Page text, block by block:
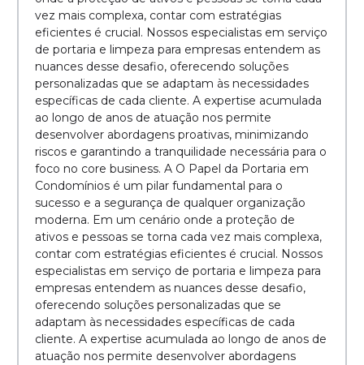
vez mais complexa, contar com estratégias
eficientes é crucial. Nossos especialistas em serviço
de portaria e limpeza para empresas entendem as
nuances desse desafio, oferecendo soluções
personalizadas que se adaptam às necessidades
específicas de cada cliente. A expertise acumulada
ao longo de anos de atuação nos permite
desenvolver abordagens proativas, minimizando
riscos e garantindo a tranquilidade necessária para o
foco no core business. A O Papel da Portaria em
Condomínios é um pilar fundamental para o
sucesso e a segurança de qualquer organização
moderna. Em um cenário onde a proteção de
ativos e pessoas se torna cada vez mais complexa,
contar com estratégias eficientes é crucial. Nossos
especialistas em serviço de portaria e limpeza para
empresas entendem as nuances desse desafio,
oferecendo soluções personalizadas que se
adaptam às necessidades específicas de cada
cliente. A expertise acumulada ao longo de anos de
atuação nos permite desenvolver abordagens